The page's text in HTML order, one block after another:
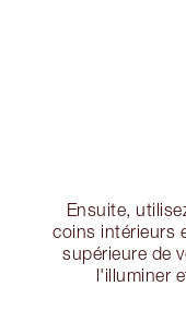
Ensuite,
coins intérieurs
supérieure de
l'illuminer